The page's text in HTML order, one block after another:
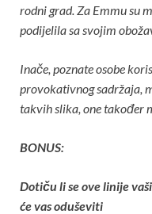
rodni grad. Za Emmu su
podijelila sa svojim
Inače, poznate osobe
provokativnog sadržaja,
takvih slika, one također
BONUS:
Dotiču li se ove linije
će vas oduševiti